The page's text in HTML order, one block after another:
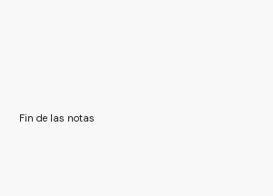
Fin de las notas